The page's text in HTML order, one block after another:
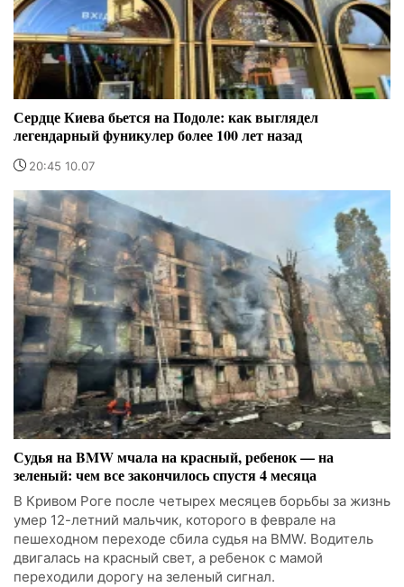
Сердце Киева бьется на Подоле: как выглядел
легендарный фуникулер более 100 лет назад
20:45 10.07
Судья на BMW мчала на красный, ребенок — на
зеленый: чем все закончилось спустя 4 месяца
В Кривом Роге после четырех месяцев борьбы за жизнь
умер 12-летний мальчик, которого в феврале на
пешеходном переходе сбила судья на BMW. Водитель
двигалась на красный свет, а ребенок с мамой
переходили дорогу на зеленый сигнал.